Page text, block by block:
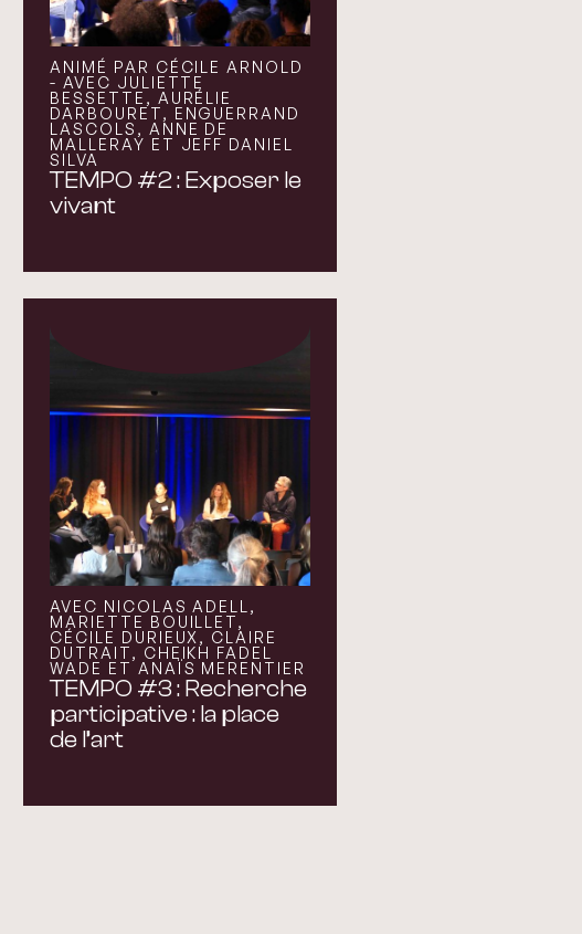
ANIMÉ PAR CÉCILE ARNOLD
- AVEC JULIETTE
BESSETTE, AURÉLIE
DARBOURET, ENGUERRAND
LASCOLS, ANNE DE
MALLERAY ET JEFF DANIEL
SILVA
TEMPO #2 : Exposer le
vivant
AVEC NICOLAS ADELL,
MARIETTE BOUILLET,
CÉCILE DURIEUX, CLAIRE
DUTRAIT, CHEIKH FADEL
WADE ET ANAÏS MERENTIER
TEMPO #3 : Recherche
participative : la place
de l’art